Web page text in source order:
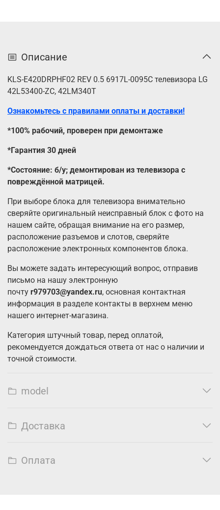
Описание
KLS-E420DRPHF02 REV 0.5 6917L-0095C телевизора LG
42L53400-ZC, 42LM340T
Ознакомьтесь с правилами оплаты и доставки!
*100% рабочий, проверен при демонтаже
*Гарантия 30 дней
*Состояние: б/у; демонтирован из телевизора с
повреждённой матрицей.
При выборе блока для телевизора внимательно
сверяйте оригинальный неисправный блок с фото на
нашем сайте, обращая внимание на его размер,
расположение разъемов и слотов, сверяйте
расположение электронных компонентов блока.
Вы можете задать интересующий вопрос, отправив
письмо на нашу электронную
почту r979703@yandex.ru, основная контактная
информация в разделе контакты в верхнем меню
нашего интернет-магазина.
Категория штучный товар, перед оплатой,
рекомендуется дождаться ответа от нас о наличии и
точной стоимости.
model
Доставка
Оплата